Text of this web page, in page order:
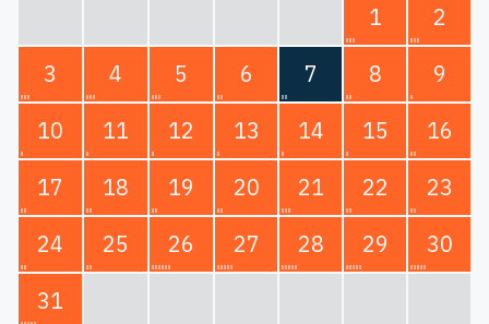
1
2
3
4 5 6 7 8
9
10
11 12 13 14 15
16
17
18 19 20 21 22
23
24
25 26 27 28 29
30
31